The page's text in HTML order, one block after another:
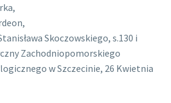
Skoczowskiego, s.130 i
Zachodniopomorskiego
w Szczecinie, 26 Kwietnia